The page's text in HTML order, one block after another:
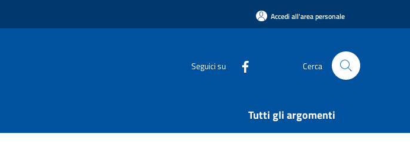
Accedi all'area personale
Seguici su Cerca
Tutti gli argomenti